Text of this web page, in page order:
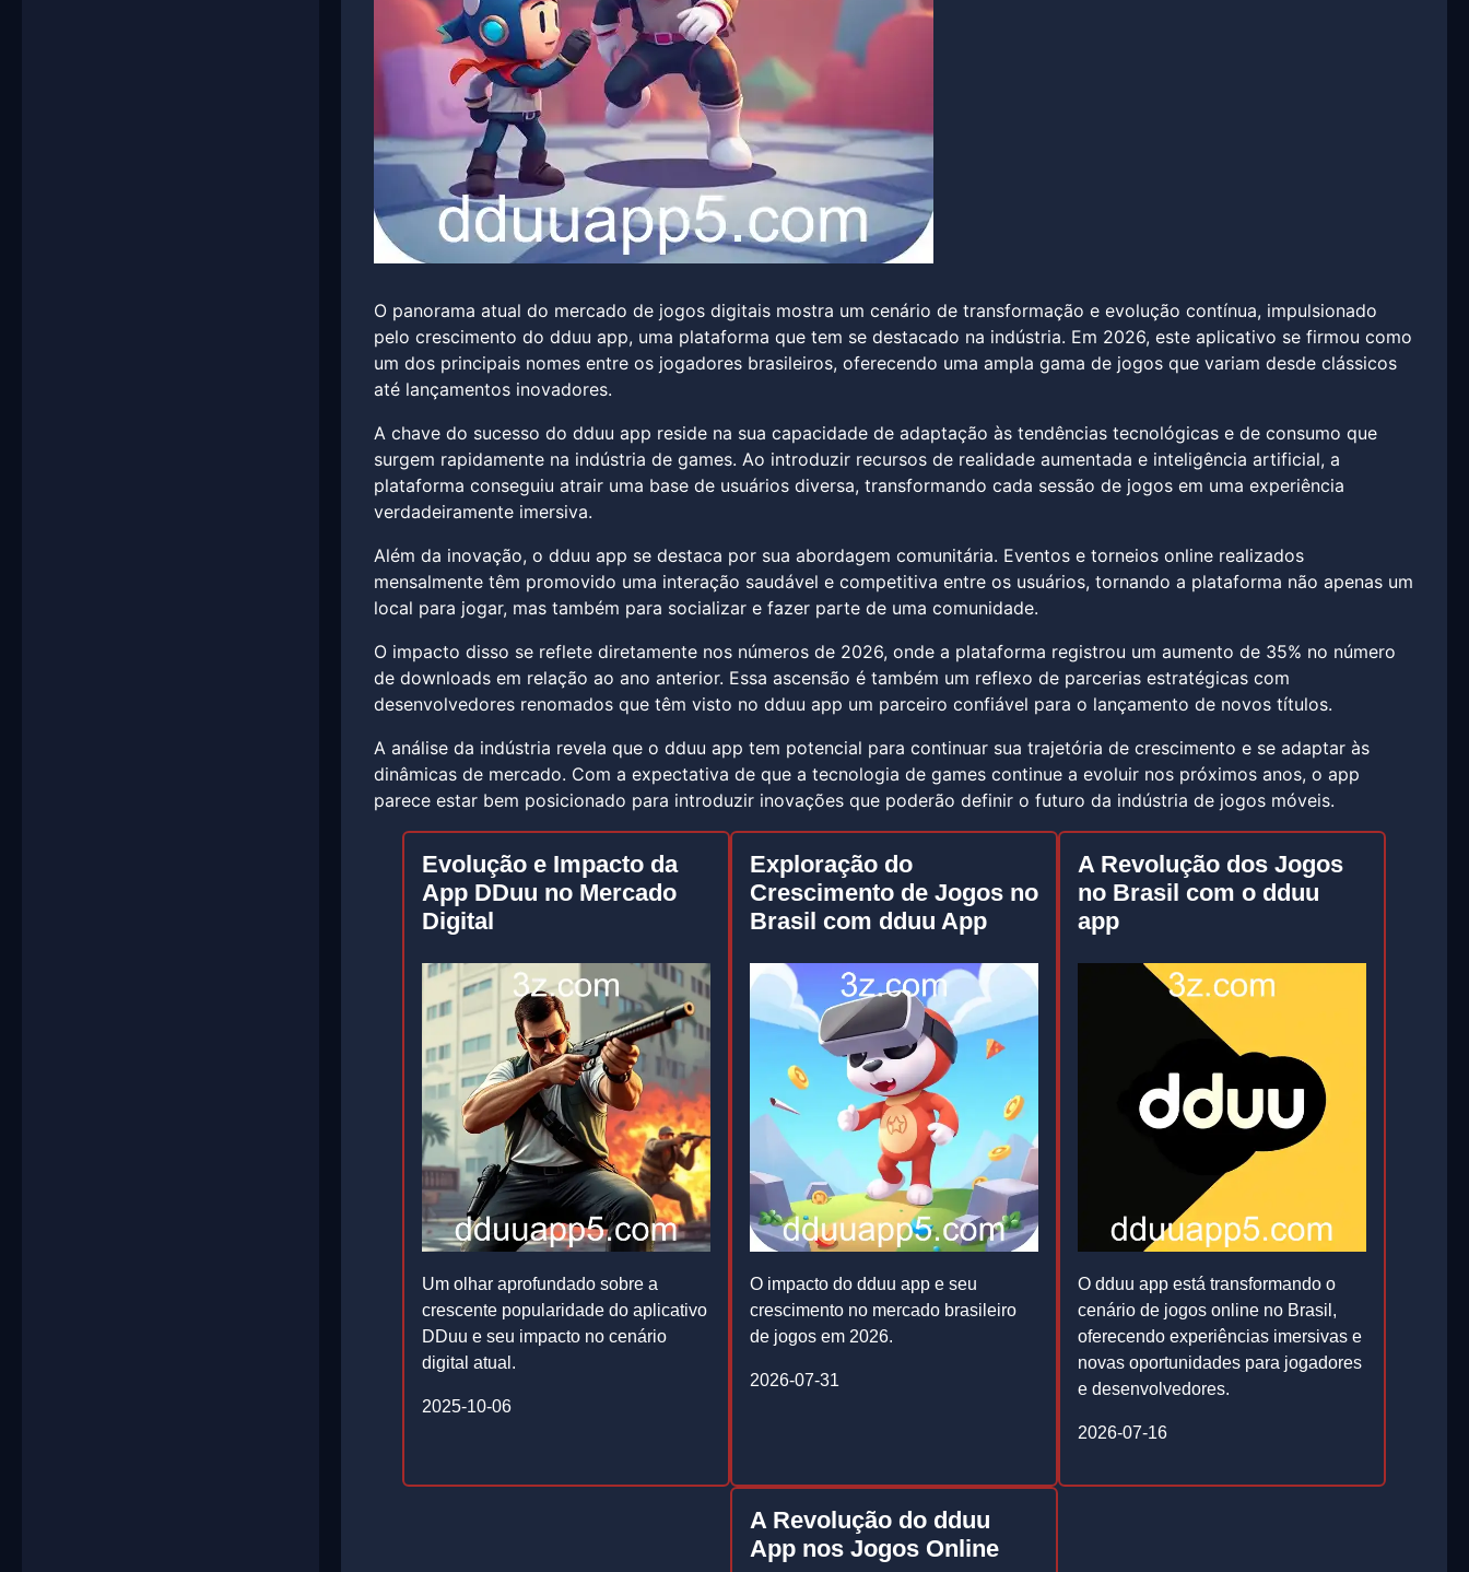
O panorama atual do mercado de jogos digitais mostra um cenário de transformação e evolução contínua, impulsionado
pelo crescimento do dduu app, uma plataforma que tem se destacado na indústria. Em 2026, este aplicativo se firmou como
um dos principais nomes entre os jogadores brasileiros, oferecendo uma ampla gama de jogos que variam desde clássicos
até lançamentos inovadores.
A chave do sucesso do dduu app reside na sua capacidade de adaptação às tendências tecnológicas e de consumo que
surgem rapidamente na indústria de games. Ao introduzir recursos de realidade aumentada e inteligência artificial, a
plataforma conseguiu atrair uma base de usuários diversa, transformando cada sessão de jogos em uma experiência
verdadeiramente imersiva.
Além da inovação, o dduu app se destaca por sua abordagem comunitária. Eventos e torneios online realizados
mensalmente têm promovido uma interação saudável e competitiva entre os usuários, tornando a plataforma não apenas um
local para jogar, mas também para socializar e fazer parte de uma comunidade.
O impacto disso se reflete diretamente nos números de 2026, onde a plataforma registrou um aumento de 35% no número
de downloads em relação ao ano anterior. Essa ascensão é também um reflexo de parcerias estratégicas com
desenvolvedores renomados que têm visto no dduu app um parceiro confiável para o lançamento de novos títulos.
A análise da indústria revela que o dduu app tem potencial para continuar sua trajetória de crescimento e se adaptar às
dinâmicas de mercado. Com a expectativa de que a tecnologia de games continue a evoluir nos próximos anos, o app
parece estar bem posicionado para introduzir inovações que poderão definir o futuro da indústria de jogos móveis.
Evolução e Impacto da
App DDuu no Mercado
Digital
Um olhar aprofundado sobre a
crescente popularidade do aplicativo
DDuu e seu impacto no cenário
digital atual.
2025-10-06
Exploração do
Crescimento de Jogos no
Brasil com dduu App
O impacto do dduu app e seu
crescimento no mercado brasileiro
de jogos em 2026.
2026-07-31
A Revolução dos Jogos
no Brasil com o dduu
app
O dduu app está transformando o
cenário de jogos online no Brasil,
oferecendo experiências imersivas e
novas oportunidades para jogadores
e desenvolvedores.
2026-07-16
A Revolução do dduu
App nos Jogos Online